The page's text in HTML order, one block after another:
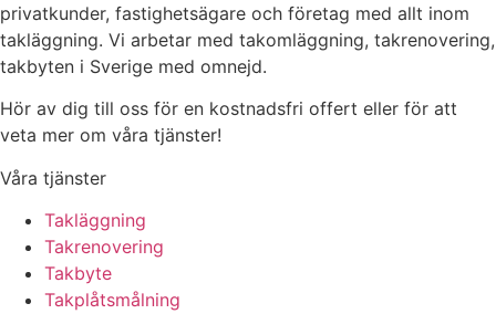
privatkunder, fastighetsägare och företag med allt inom
takläggning. Vi arbetar med takomläggning, takrenovering,
takbyten i Sverige med omnejd.
Hör av dig till oss för en kostnadsfri offert eller för att
veta mer om våra tjänster!
Våra tjänster
Takläggning
Takrenovering
Takbyte
Takplåtsmålning